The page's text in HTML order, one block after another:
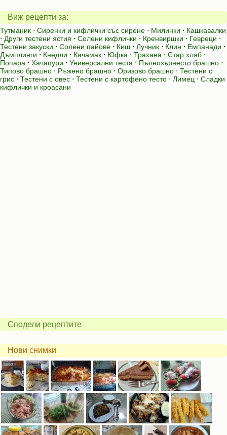
Виж рецепти за:
Тутманик ⋅ Сиренки и кифлички със сирене ⋅ Милинки ⋅ Кашкавалки
⋅ Други тестени ястия ⋅ Солени кифлички ⋅ Кренвиршки ⋅ Гевреци ⋅
Тестени закуски ⋅ Солени пайове ⋅ Киш ⋅ Лучник ⋅ Клин ⋅ Емпанади ⋅
Дъмплинги ⋅ Кнедли ⋅ Качамак ⋅ Юфка ⋅ Трахана ⋅ Стар хляб ⋅
Попара ⋅ Хачапури ⋅ Универсални теста ⋅ Пълнозърнесто брашно ⋅
Типово брашно ⋅ Ръжено брашно ⋅ Оризово брашно ⋅ Тестени с
грис ⋅ Тестени с овес ⋅ Тестени с картофено тесто ⋅ Лимец ⋅ Сладки
кифлички и кроасани
Сподели рецептите
Нови снимки